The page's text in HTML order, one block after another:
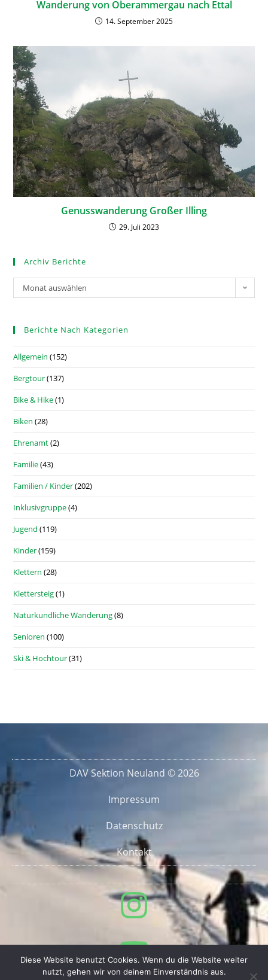
Wanderung von Oberammergau nach Ettal
14. September 2025
Genusswanderung Großer Illing
29. Juli 2023
Archiv Berichte
Monat auswählen
Berichte Nach Kategorien
Allgemein (152)
Bergtour(137)
Bike & Hike(1)
Biken (28)
Ehrenamt(2)
Familie(43)
Familien / Kinder(202)
Inklusivgruppe(4)
Jugend (119)
Kinder(159)
Klettern (28)
Klettersteig(1)
Naturkundliche Wanderung(8)
Senioren (100)
Ski & Hochtour(31)
DAV Sektion Neuland © 2026
Impressum
Datenschutz
Kontakt
Diese Website benutzt Cookies. Wenn du die Website weiter
nutzt, gehen wir von deinem Einverständnis aus.